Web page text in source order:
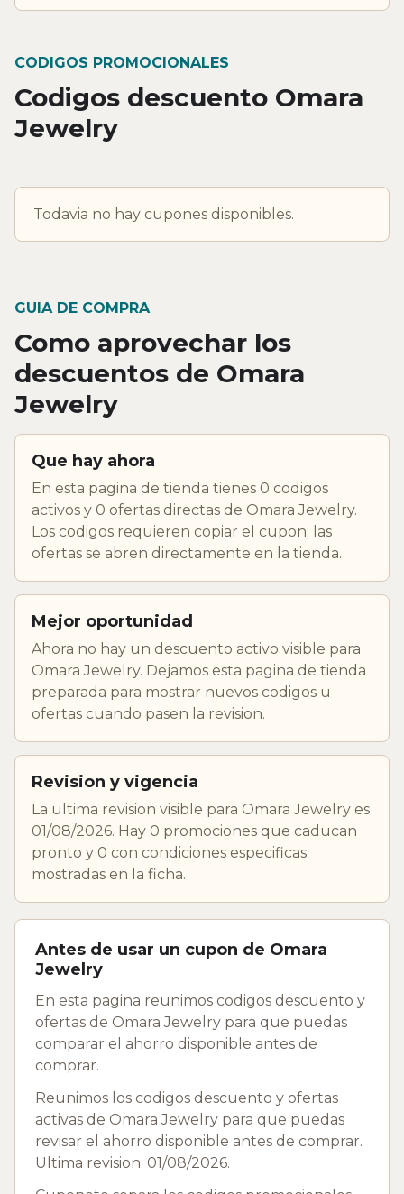
CODIGOS PROMOCIONALES
Codigos descuento Omara
Jewelry
Todavia no hay cupones disponibles.
GUIA DE COMPRA
Como aprovechar los
descuentos de Omara
Jewelry
Que hay ahora
En esta pagina de tienda tienes 0 codigos
activos y 0 ofertas directas de Omara Jewelry.
Los codigos requieren copiar el cupon; las
ofertas se abren directamente en la tienda.
Mejor oportunidad
Ahora no hay un descuento activo visible para
Omara Jewelry. Dejamos esta pagina de tienda
preparada para mostrar nuevos codigos u
ofertas cuando pasen la revision.
Revision y vigencia
La ultima revision visible para Omara Jewelry es
01/08/2026. Hay 0 promociones que caducan
pronto y 0 con condiciones especificas
mostradas en la ficha.
Antes de usar un cupon de Omara
Jewelry
En esta pagina reunimos codigos descuento y
ofertas de Omara Jewelry para que puedas
comparar el ahorro disponible antes de
comprar.
Reunimos los codigos descuento y ofertas
activas de Omara Jewelry para que puedas
revisar el ahorro disponible antes de comprar.
Ultima revision: 01/08/2026.